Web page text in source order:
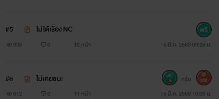
#5 ไม่ได้เรื่อง NC
936 0 12 หน้า 15 มี.ค. 2569 09:26 น.
#6 ไม่เคยชนะ
612 0 11 หน้า 15 มี.ค. 2569 10:00 น.
หรือ 300